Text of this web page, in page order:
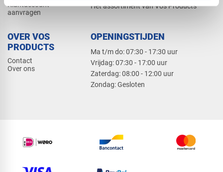
Klantaccount
aanvragen
Het assortiment van Vos Products
OVER VOS
PRODUCTS
Contact
Over ons
OPENINGSTIJDEN
Ma t/m do: 07:30 - 17:30 uur
​Vrijdag: 07:30 - 17:00 uur
​Zaterdag: 08:00 - 12:00 uur
​Zondag: Gesloten